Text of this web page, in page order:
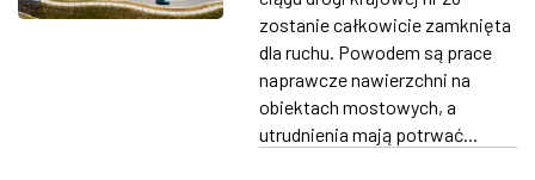
zostanie całkowicie zamknięta
dla ruchu. Powodem są prace
naprawcze nawierzchni na
obiektach mostowych, a
utrudnienia mają potrwać...